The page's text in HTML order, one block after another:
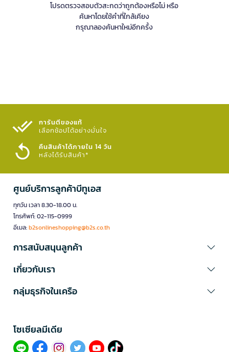
โปรดตรวจสอบตัวสะกดว่าถูกต้องหรือไม่ หรือ
ค้นหาโดยใช้คำที่ใกล้เคียง
กรุณาลองค้นหาใหม่อีกครั้ง
การันตีของแท้
เลือกช้อปได้อย่างมั่นใจ​
คืนสินค้าได้ภายใน 14 วัน
หลังได้รับสินค้า*
ศูนย์บริการลูกค้าบีทูเอส
ทุกวัน เวลา 8.30-18.00 น.
โทรศัพท์: 02-115-0999
อีเมล:b2sonlineshopping@b2s.co.th
การสนับสนุนลูกค้า
เกี่ยวกับเรา
กลุ่มธุรกิจในเครือ
โซเซียลมีเดีย​